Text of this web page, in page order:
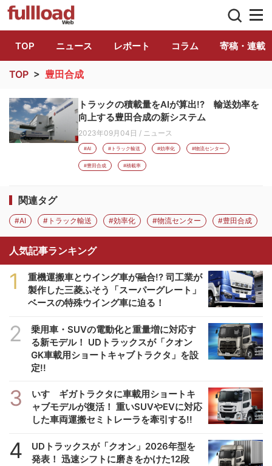
トラック総合情報誌「フルロード」公式
TOP ニュース レポート コラム 寄稿・連載
TOP > 豊田合成
トラックの積載量をAIが算出!? 輸送効率を
向上する豊田合成の新システム
2023年09月04日 / ニュース
#AI #トラック輸送 #効率化 #物流センター
#豊田合成 #積載率
関連タグ
#AI #トラック輸送 #効率化 #物流センター #豊田合成
人気記事ランキング
1
重機運搬車とウイング車が融合!? 司工業が
製作した三菱ふそう「スーパーグレート」
ベースの特殊ウイング車に迫る！
2
乗用車・SUVの電動化と重量増に対応す
る新モデル！ UDトラックスが「クオン
GK車載用ショートキャブトラクタ」を設
定!!
3
いすゞギガトラクタに車載用ショートキ
ャブモデルが復活！ 重いSUVやEVに対応
した車両運搬セミトレーラを牽引する!!
4
UDトラックスが「クオン」2026年型を
発表！ 迅速シフトに磨きをかけた12段